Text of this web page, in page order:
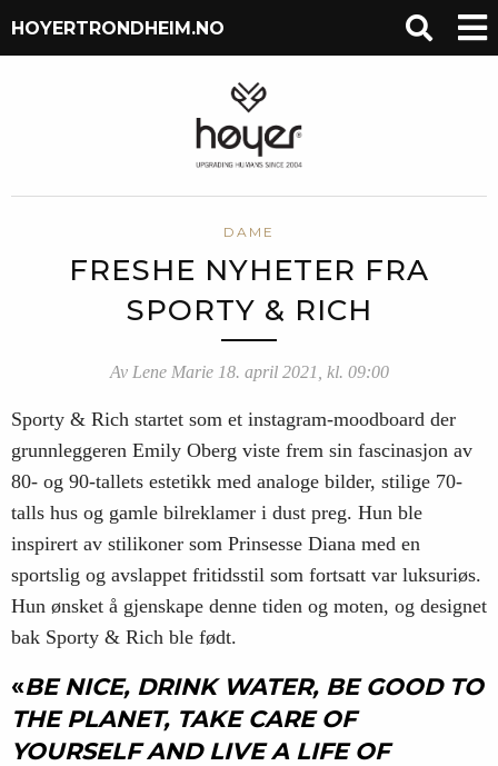
HOYERTRONDHEIM.NO
DAME
FRESHE NYHETER FRA
SPORTY & RICH
Av Lene Marie 18. april 2021, kl. 09:00
Sporty & Rich startet som et instagram-moodboard der
grunnleggeren Emily Oberg viste frem sin fascinasjon av
80- og 90-tallets estetikk med analoge bilder, stilige 70-
talls hus og gamle bilreklamer i dust preg. Hun ble
inspirert av stilikoner som Prinsesse Diana med en
sportslig og avslappet fritidsstil som fortsatt var luksuriøs.
Hun ønsket å gjenskape denne tiden og moten, og designet
bak Sporty & Rich ble født.
«BE NICE, DRINK WATER, BE GOOD TO
THE PLANET, TAKE CARE OF
YOURSELF AND LIVE A LIFE OF